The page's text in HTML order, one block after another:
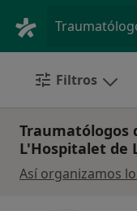
Filtros
Traumatólogos
L'Hospitalet de
Así organizamos